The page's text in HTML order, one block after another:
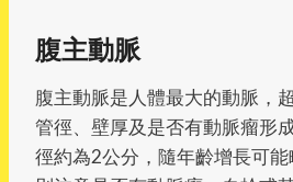
腹主動脈
腹主動脈是人體最大的動脈，
管徑、壁厚及是否有動脈瘤形
徑約為2公分，隨年齡增長可